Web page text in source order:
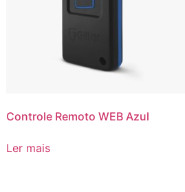
Controle Remoto WEB Azul
Ler mais